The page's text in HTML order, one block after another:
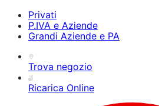
Privati
P.IVA e Aziende
Grandi Aziende e PA
Trova negozio
Ricarica Online